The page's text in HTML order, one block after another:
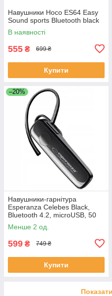
Навушники Hoco ES64 Easy
Sound sports Bluetooth black
В наявності
555 ₴ 699 ₴
Купити
–20%
Навушники-гарнітура
Esperanza Celebes Black,
Bluetooth 4.2, microUSB, 50
мАч, 3.5 год
Менше 2 од.
599 ₴ 749 ₴
Купити